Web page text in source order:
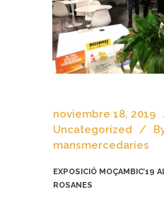
noviembre 18, 2019
Uncategorized
mansmercedaries
EXPOSICIÓ MOÇAMBIC’19
ROSANES